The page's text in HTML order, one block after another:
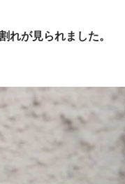
れが見られました。